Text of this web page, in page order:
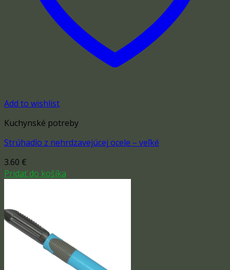
Add to wishlist
Kuchynské potreby
Strúhadlo z nehrdzavejúcej ocele – veľké
3.60 €
Pridať do košíka